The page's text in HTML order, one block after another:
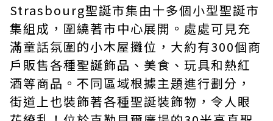
Strasbourg聖誕市集由十多個小型聖誕市
集組成，圍繞著市中心展開。處處可見充
滿童話氛圍的小木屋攤位，大約有300個商
戶販售各種聖誕飾品、美食、玩具和熱紅
酒等商品。不同區域根據主題進行劃分，
街道上也裝飾著各種聖誕裝飾物，令人眼